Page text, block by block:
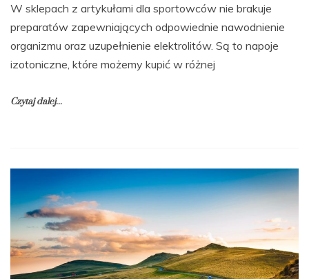
W sklepach z artykułami dla sportowców nie brakuje
preparatów zapewniających odpowiednie nawodnienie
organizmu oraz uzupełnienie elektrolitów. Są to napoje
izotoniczne, które możemy kupić w różnej
Czytaj dalej...